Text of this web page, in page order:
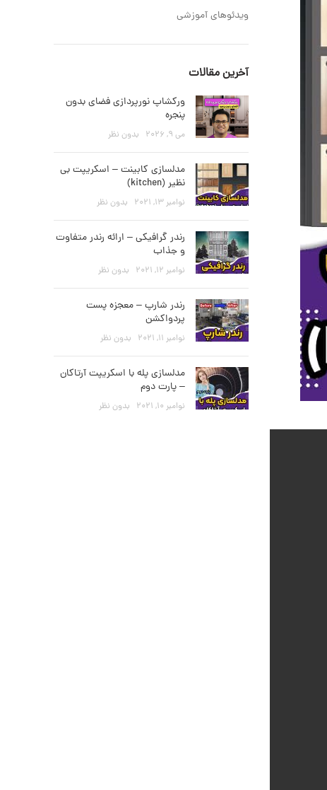
ویدئوهای آموزشی
آخرین مقالات
ورکشاپ نورپردازی فضای بدون
پنجره
می 9, 2026 بدون نظر
مدلسازی کابینت – اسکریپت بی
نظیر (kitchen)
نوامبر 13, 2021 بدون نظر
رندر گرافیکی – ارائه رندر متفاوت
و جذاب
نوامبر 12, 2021 بدون نظر
رندر شارپ – معجزه پست
پردواکشن
نوامبر 11, 2021 بدون نظر
مدلسازی پله با اسکریپت آرتاکان
– پارت دوم
نوامبر 10, 2021 بدون نظر